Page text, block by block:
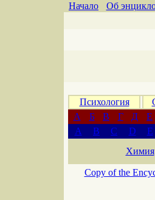
Начало Об
Психология
А
Б В Г Д Е
A
B C D E
Химия
Copy of the